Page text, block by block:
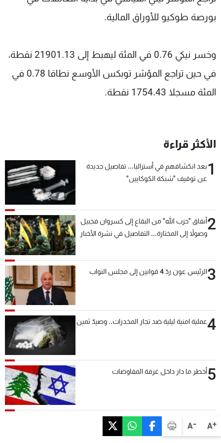
A+
A-
بورصة طوكيو للأوراق المالية.
وخسر نيكي 0.76 في المئة ليهبط إلى 21901.13 نقطة،
في حين تراجع المؤشر توبكس الأوسع نطاقا 0.78 في
المئة مسجلا 1754.43 نقطة.
الأكثر قراءة
1بعد انكشافهم في أستراليا... تفاصيل جديدة
عن توقيف "شبكة الكوكايين"
2أنفاق "حزب الله" من البقاع إلى كسروان فجبيل
وصولاً إلى المختارة... التفاصيل في نشرة الأخبار
3الرئيس عون ردّ 4 قوانين إلى مجلس النواب
4عملية امنية ليلية ضد تجار المخدرات.. وصيدٌ ثمين
5أخطر ما دار داخل غرفة المفاوضات
شاهد البرامج
الترددات
عن MTV
لاعلاناتكم
وظائف
شروط الإسـتخدام
سياسة الخصوصية